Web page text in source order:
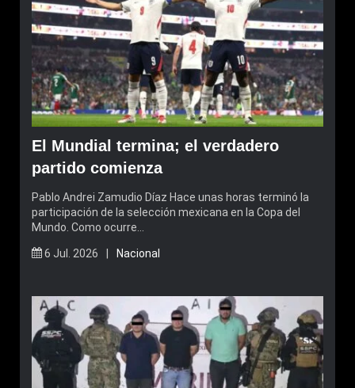
El Mundial termina; el verdadero
partido comienza
Pablo Andrei Zamudio Díaz Hace unas horas terminó la
participación de la selección mexicana en la Copa del
Mundo. Como ocurre…
6 Jul. 2026 | Nacional